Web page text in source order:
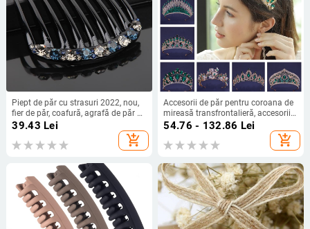
Piept de păr cu strasuri 2022, nou,
fier de păr, coafură, agrafă de păr pe
spatele capului, lumină, breton de
lux, pieptene de păr, accesorii de păr,
card pentru copii
39.43 Lei
add_shopping_cart
Accesorii de păr pentru coroana de
mireasă transfrontalieră, accesorii
de păr pentru cină de nuntă
europeană și americană, stil baroc
cu stras, coroană, accesorii de păr
54.76 - 132.86 Lei
add_shopping_cart